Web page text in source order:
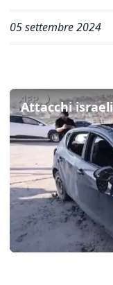
05 settembre 2024